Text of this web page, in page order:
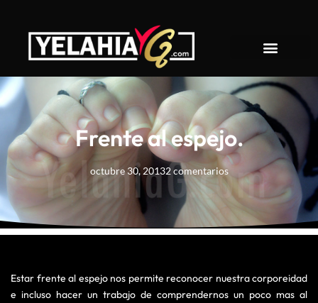
Frente al espejo.
octubre 30, 20132 comentarios
Estar frente al espejo nos permite reconocer nuestra corporeidad
e incluso hacer un trabajo de comprendernos un poco mas al